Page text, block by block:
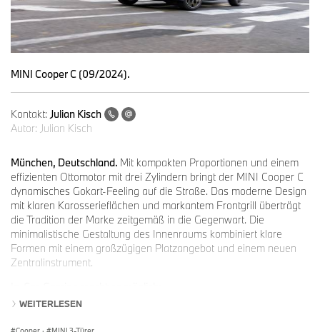
MINI Cooper C (09/2024).
Kontakt: Julian Kisch
Autor: Julian Kisch
München, Deutschland. Mit kompakten Proportionen und einem
effizienten Ottomotor mit drei Zylindern bringt der MINI Cooper C
dynamisches Gokart-Feeling auf die Straße. Das moderne Design
mit klaren Karosserieflächen und markantem Frontgrill überträgt
die Tradition der Marke zeitgemäß in die Gegenwart. Die
minimalistische Gestaltung des Innenraums kombiniert klare
Formen mit einem großzügigen Platzangebot und einem neuen
Zentralinstrument.
Gesteigertes Digitalerlebnis mit neuartigem Spielspaß.
WEITERLESEN